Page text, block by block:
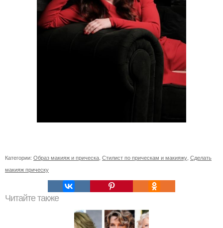
Категории: Образ макияж и прическа, Стилист по прическам и макияжу, Сделать
макияж прическу
Читайте также